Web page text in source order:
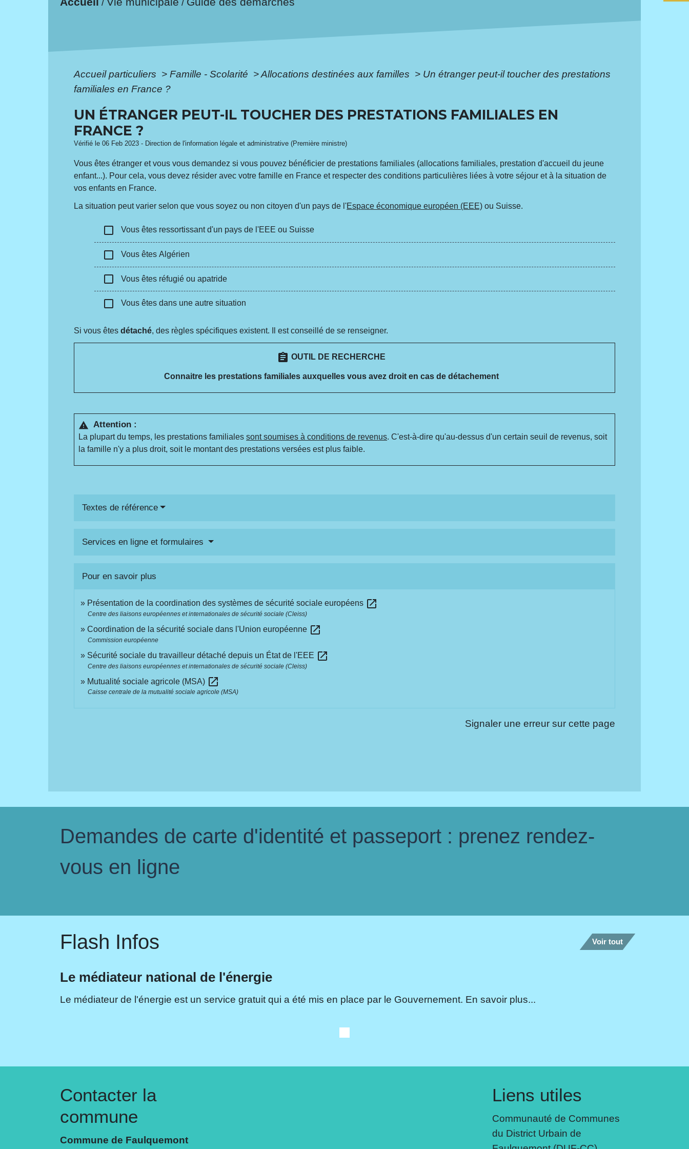
/ /
Accueil particuliers > Famille - Scolarité >Allocations destinées aux familles > Un étranger peut-il toucher des prestations
familiales en France ?
UN ÉTRANGER PEUT-IL TOUCHER DES PRESTATIONS FAMILIALES EN
FRANCE ?
Vérifié le 06 Feb 2023 - Direction de l'information légale et administrative (Première ministre)
Vous êtes étranger et vous vous demandez si vous pouvez bénéficier de prestations familiales (allocations familiales, prestation d'accueil du jeune
enfant...). Pour cela, vous devez résider avec votre famille en France et respecter des conditions particulières liées à votre séjour et à la situation de
vos enfants en France.
La situation peut varier selon que vous soyez ou non citoyen d'un pays de l'Espace économique européen (EEE) ou Suisse.
check_box_outline_blank Vous êtes ressortissant d'un pays de l'EEE ou Suisse
check_box_outline_blank Vous êtes Algérien
check_box_outline_blank Vous êtes réfugié ou apatride
check_box_outline_blank Vous êtes dans une autre situation
Si vous êtesdétaché, des règles spécifiques existent. Il est conseillé de se renseigner.
assignment OUTIL DE RECHERCHE
Connaitre les prestations familiales auxquelles vous avez droit en cas de détachement
warning Attention :
La plupart du temps, les prestations familialessont soumises à conditions de revenus. C'est-à-dire qu'au-dessus d'un certain seuil de revenus, soit
la famille n'y a plus droit, soit le montant des prestations versées est plus faible.
Textes de référence
Services en ligne et formulaires
Pour en savoir plus
Présentation de la coordination des systèmes de sécurité sociale européens open_in_new
Centre des liaisons européennes et internationales de sécurité sociale (Cleiss)
Coordination de la sécurité sociale dans l'Union européenne open_in_new
Commission européenne
Sécurité sociale du travailleur détaché depuis un État de l'EEE open_in_new
Centre des liaisons européennes et internationales de sécurité sociale (Cleiss)
Mutualité sociale agricole (MSA) open_in_new
Caisse centrale de la mutualité sociale agricole (MSA)
Signaler une erreur sur cette page
Demandes de carte d'identité et passeport : prenez rendez-
vous en ligne
Flash Infos Voir tout
Le médiateur national de l'énergie
Le médiateur de l'énergie est un service gratuit qui a été mis en place par le Gouvernement. En savoir plus...
Contacter la
commune
Commune de Faulquemont
Liens utiles
Communauté de Communes
du District Urbain de